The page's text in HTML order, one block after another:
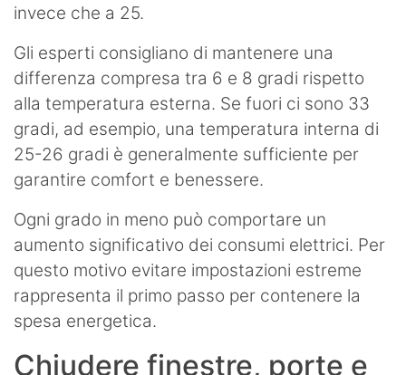
invece che a 25.
Gli esperti consigliano di mantenere una
differenza compresa tra 6 e 8 gradi rispetto
alla temperatura esterna. Se fuori ci sono 33
gradi, ad esempio, una temperatura interna di
25-26 gradi è generalmente sufficiente per
garantire comfort e benessere.
Ogni grado in meno può comportare un
aumento significativo dei consumi elettrici. Per
questo motivo evitare impostazioni estreme
rappresenta il primo passo per contenere la
spesa energetica.
Chiudere finestre, porte e